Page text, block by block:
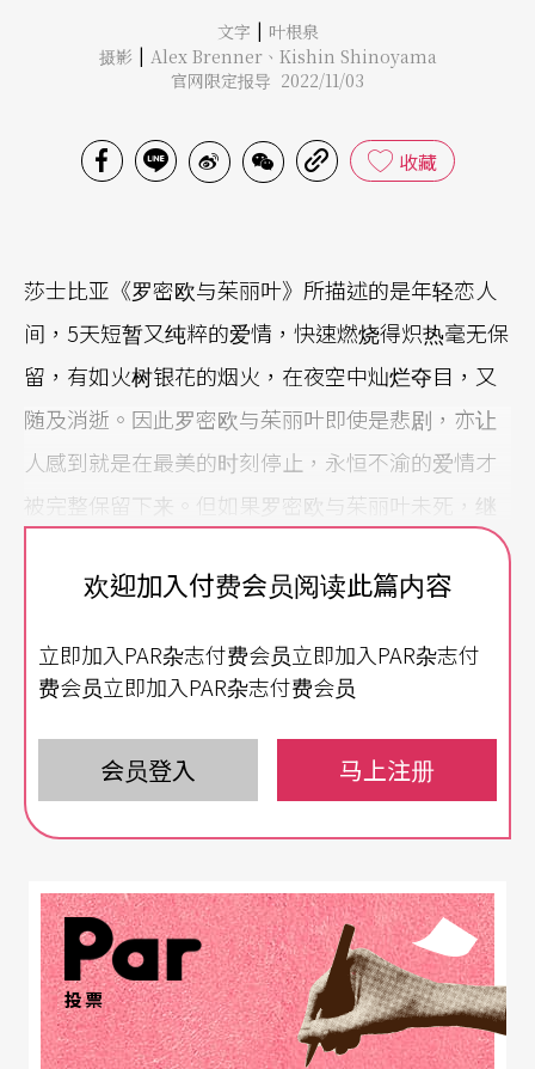
文字 | 叶根泉
摄影 | Alex Brenner、 Kishin Shinoyama
官网限定报导 2022/11/03
收藏
莎士比亚《罗密欧与茱丽叶》所描述的是年轻恋人
间，5天短暂又纯粹的爱情，快速燃烧得炽热毫无保
留，有如火树银花的烟火，在夜空中灿烂夺目，又
随及消逝。因此罗密欧与茱丽叶即使是悲剧，亦让
人感到就是在最美的时刻停止，永恒不渝的爱情才
被完整保留下来。但如果罗密欧与茱丽叶未死，继
续存活下来，两人的爱情面对现实的考验，时光的
消蚀，是否仍能始终如一，初衷未改？
日本导演野田秀树的专访中，谈及他对于一直想做
《罗密欧与茱丽叶》后传，两个美丽的人死去后，
两家和解结束了战争。但是隔天呢？一星期、一个
月后呢？真的从此不再有纷争了吗？（注1）
为《Q：歌舞伎之夜》编导的动机，野田秀树将爱
轮回，绝不会因一椿恋人的悲剧而终止，随时随地
都会因欲念、仇恨、贪婪而烽火再起，战斗蔓延。
战争的议题有其普遍性，亦可延伸至现当代，无论
是二战后苏联移送日本关东军的战俘，到西伯里亚
欢迎加入付费会员阅读此篇内容
立即加入PAR杂志付费会员立即加入PAR杂志付
费会员立即加入PAR杂志付费会员
会员登入 马上注册
投票